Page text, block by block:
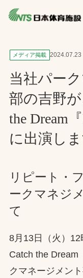
私たちの強み
ニュース
プレスリリース
レポート
製品・サービス一覧
会社概要
採用情報
お問合せ
お取引先の皆
メディア掲載 2024.07.23
当社パー
部の吉野
the Dream
に出演し
リピート・
ークマネジ
て
8月13日（火）
Catch the Dream
クマネージメン